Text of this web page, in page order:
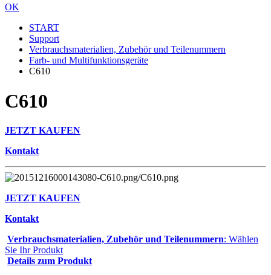
OK
START
Support
Verbrauchsmaterialien, Zubehör und Teilenummern
Farb- und Multifunktionsgeräte
C610
C610
JETZT KAUFEN
Kontakt
JETZT KAUFEN
Kontakt
Verbrauchsmaterialien, Zubehör und Teilenummern: Wählen
Sie Ihr Produkt
Details zum Produkt